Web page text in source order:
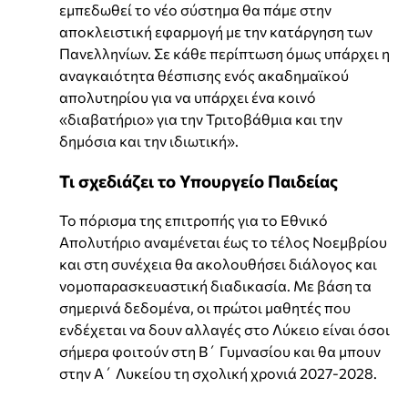
εμπεδωθεί το νέο σύστημα θα πάμε στην
αποκλειστική εφαρμογή με την κατάργηση των
Πανελληνίων. Σε κάθε περίπτωση όμως υπάρχει η
αναγκαιότητα θέσπισης ενός ακαδημαϊκού
απολυτηρίου για να υπάρχει ένα κοινό
«διαβατήριο» για την Τριτοβάθμια και την
δημόσια και την ιδιωτική».
Τι σχεδιάζει το Υπουργείο Παιδείας
Το πόρισμα της επιτροπής για το Εθνικό
Απολυτήριο αναμένεται έως το τέλος Νοεμβρίου
και στη συνέχεια θα ακολουθήσει διάλογος και
νομοπαρασκευαστική διαδικασία. Με βάση τα
σημερινά δεδομένα, οι πρώτοι μαθητές που
ενδέχεται να δουν αλλαγές στο Λύκειο είναι όσοι
σήμερα φοιτούν στη Β΄ Γυμνασίου και θα μπουν
στην Α΄ Λυκείου τη σχολική χρονιά 2027-2028.